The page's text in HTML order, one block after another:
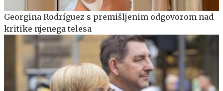
Georgina Rodríguez s premišljenim odgovorom nad
kritike njenega telesa